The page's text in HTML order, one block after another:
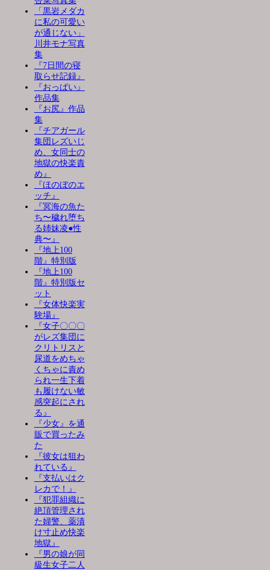
「黒岩メダカ
に私の可愛い
が通じない」
川井モナ写真
集
『7日間の寝
取らせ記録』
『おっぱい』
作品集
『お尻』作品
集
『チアガール
集団レズいじ
め、女同士の
地獄の快楽責
め』
『ほのぼのエ
ッチ』
『冥海の魚た
ち〜穢れ堕ち
る姉妹凌●性
典〜』
『地上100
階』特別版
『地上100
階』特別版セ
ット
『女体快楽実
験場』
『女子〇〇〇
がレズ集団に
クリトリスと
尿道をめちゃ
くちゃに責め
られ一生下着
も履けない敏
感突起にされ
る』
『少女』を通
販で買ったみ
た
『彼女は狙わ
れている』
『支払いはク
レカで！』
『犯罪組織に
絶頂管理され
た婦警、薬漬
け寸止め快楽
地獄』
『男の娘が同
級生女子二人